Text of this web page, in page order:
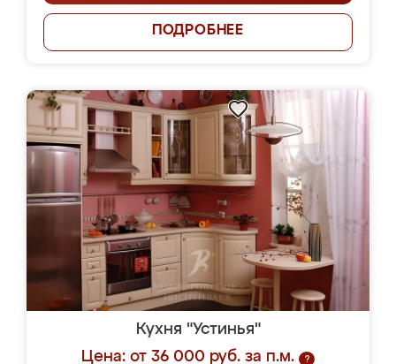
ПОДРОБНЕЕ
Кухня "Устинья"
Цена: от 36 000 руб. за п.м.
?